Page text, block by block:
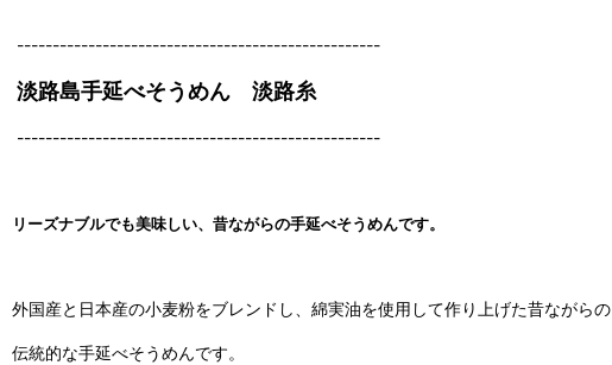
---------------------------------------------------
淡路島手延べそうめん 淡路糸
---------------------------------------------------
リーズナブルでも美味しい、昔ながらの手延べそうめんです。
外国産と日本産の小麦粉をブレンドし、綿実油を使用して作り上げた昔ながらの
伝統的な手延べそうめんです。